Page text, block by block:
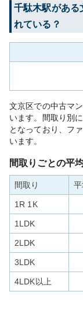
千駄木駅がある
れている？
文京区での中古マ
います。間取り別
となっており、フ
います。
間取りごとの平
間取り
1R 1K
1LDK
2LDK
3LDK
4LDK以上